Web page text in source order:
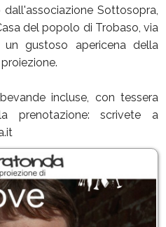
Sottosopra,
del popolo di Trobaso, via
gustoso apericena della
incluse, con tessera
prenotazione: scrivete a